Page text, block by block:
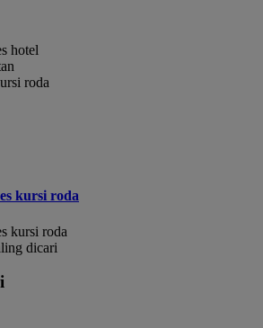
hotel
roda
kursi roda
kursi roda
dicari